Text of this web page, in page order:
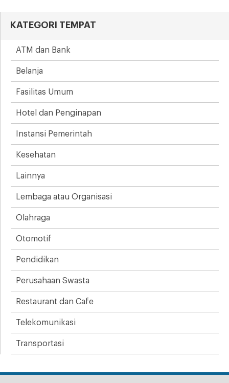
KATEGORI TEMPAT
ATM dan Bank
Belanja
Fasilitas Umum
Hotel dan Penginapan
Instansi Pemerintah
Kesehatan
Lainnya
Lembaga atau Organisasi
Olahraga
Otomotif
Pendidikan
Perusahaan Swasta
Restaurant dan Cafe
Telekomunikasi
Transportasi